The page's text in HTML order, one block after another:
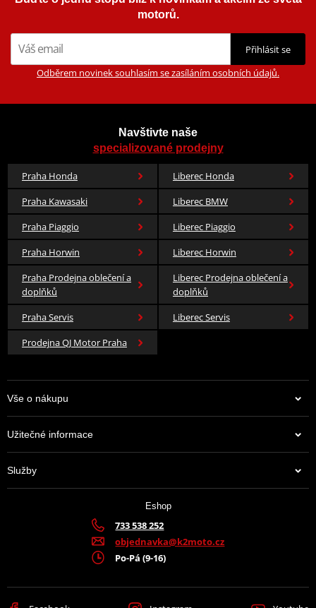
motorů.
Přihlásit se
Odběrem novinek souhlasím se zasíláním osobních údajů.
Navštivte naše
specializované prodejny
Praha Honda
Liberec Honda
Praha Kawasaki
Liberec BMW
Praha Piaggio
Liberec Piaggio
Praha Horwin
Liberec Horwin
Praha Prodejna oblečení a
doplňků
Liberec Prodejna oblečení a
doplňků
Praha Servis
Liberec Servis
Prodejna QJ Motor Praha
Vše o nákupu
Užitečné informace
Služby
Eshop
733 538 252
objednavka@k2moto.cz
Po-Pá (9-16)